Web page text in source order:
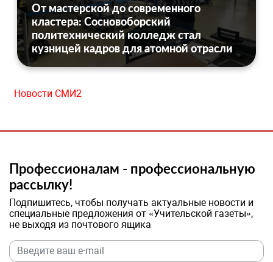
От мастерской до современного
кластера: Сосновоборский
политехнический колледж стал
кузницей кадров для атомной отрасли
Новости СМИ2
Профессионалам - профессиональную
рассылку!
Подпишитесь, чтобы получать актуальные новости и
специальные предложения от «Учительской газеты»,
не выходя из почтового ящика